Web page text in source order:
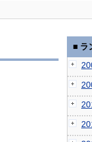
■ ラ